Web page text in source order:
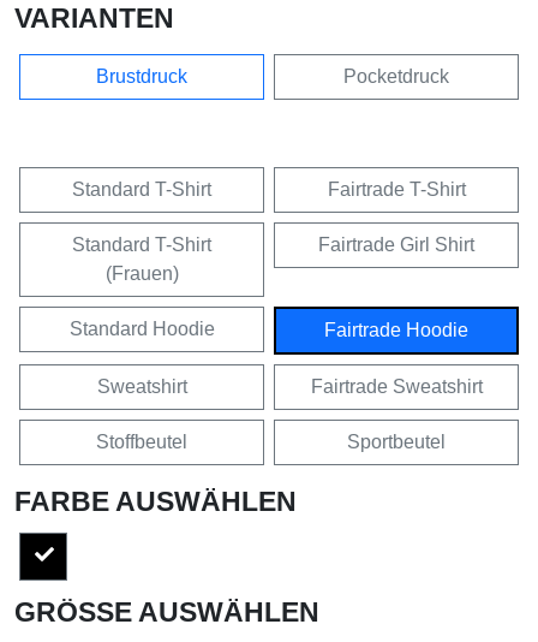
VARIANTEN
Brustdruck Pocketdruck
Standard T-Shirt Fairtrade T-Shirt
Standard T-Shirt
(Frauen)
Fairtrade Girl Shirt
Standard Hoodie Fairtrade Hoodie
Sweatshirt Fairtrade Sweatshirt
Stoffbeutel Sportbeutel
FARBE AUSWÄHLEN
GRÖSSE AUSWÄHLEN